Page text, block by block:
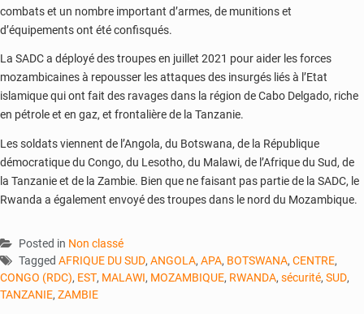
combats et un nombre important d’armes, de munitions et
d’équipements ont été confisqués.
La SADC a déployé des troupes en juillet 2021 pour aider les forces
mozambicaines à repousser les attaques des insurgés liés à l’Etat
islamique qui ont fait des ravages dans la région de Cabo Delgado, riche
en pétrole et en gaz, et frontalière de la Tanzanie.
Les soldats viennent de l’Angola, du Botswana, de la République
démocratique du Congo, du Lesotho, du Malawi, de l’Afrique du Sud, de
la Tanzanie et de la Zambie. Bien que ne faisant pas partie de la SADC, le
Rwanda a également envoyé des troupes dans le nord du Mozambique.
Posted in Non classé
Tagged AFRIQUE DU SUD, ANGOLA, APA, BOTSWANA, CENTRE,
CONGO (RDC), EST, MALAWI, MOZAMBIQUE, RWANDA, sécurité, SUD,
TANZANIE, ZAMBIE